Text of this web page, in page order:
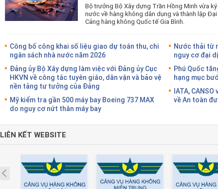
Bộ trưởng Bộ Xây dựng Trần Hồng Minh vừa
nước về hàng không dân dụng và thành lập
Cảng hàng không Quốc tế Gia Bình.
Công bố công khai số liệu giao dự toán thu, chi
ngân sách nhà nước năm 2026
Đảng ủy Bộ Xây dựng làm việc với Đảng ủy Cục
HKVN về công tác tuyên giáo, dân vận và bảo vệ
nền tảng tư tưởng của Đảng
Mỹ kiểm tra gần 500 máy bay Boeing 737 MAX
do nguy cơ nứt thân máy bay
Nước thải từ
nguy cơ đại
Phú Quốc
hạng mục
IATA,
về An toàn
LIÊN KẾT WEBSITE
Prev